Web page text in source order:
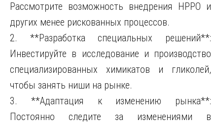
Рассмотрите возможность внедрения HPPO и
других менее рискованных процессов.
2. **Разработка специальных решений**:
Инвестируйте в исследование и производство
специализированных химикатов и гликолей,
чтобы занять ниши на рынке.
3. **Адаптация к изменению рынка**:
Постоянно следите за изменениями в